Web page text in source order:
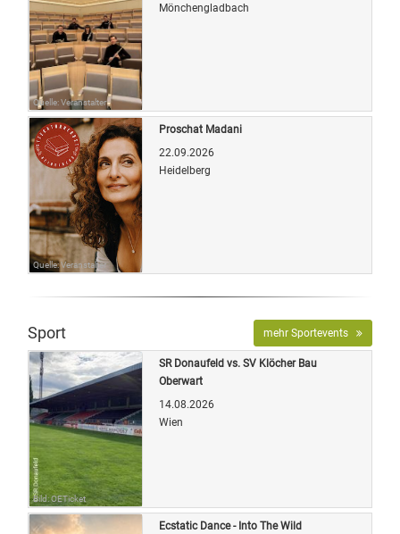
Quelle: Veranstalter
Mönchengladbach
Quelle: Veranstalter
Proschat Madani
22.09.2026
Heidelberg
Sport mehr Sportevents
Bild: OETicket
SR Donaufeld vs. SV Klöcher Bau
Oberwart
14.08.2026
Wien
Ecstatic Dance - Into The Wild